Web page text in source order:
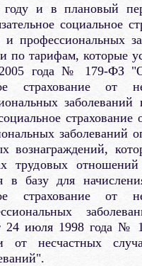
году и в плановый
социальное
и профессиональных
и по тарифам, которые
года № 179-ФЗ
страхование от
страхование
заболеваний
трудовых
в базу для
страхование от
24 июля 1998 года №
от несчастных